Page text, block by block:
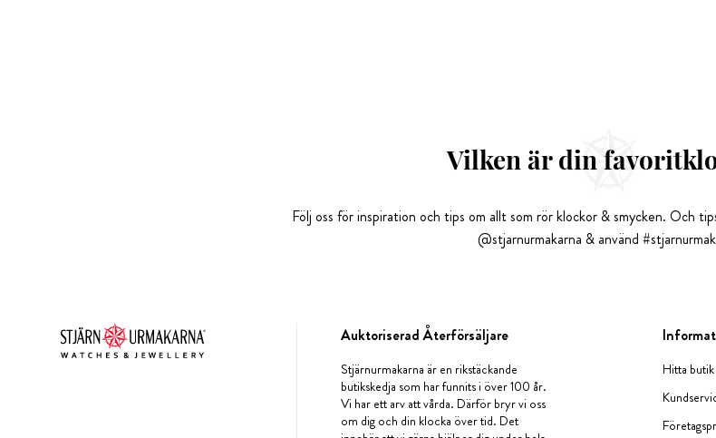
Vilken är din
Följ oss för inspiration och tips om allt som rör klockor & smycken. Och
@stjarnurmakarna & använd
Auktoriserad Återförsäljare
Stjärnurmakarna är en rikstäckande
butikskedja som har funnits i över 100 år.
Vi har ett arv att vårda. Därför bryr vi oss
om dig och din klocka över tid. Det
Hitta butik